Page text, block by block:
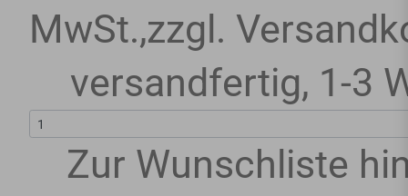
MwSt.,zzgl.
versandfertig, 1-3
Zur Wunschliste